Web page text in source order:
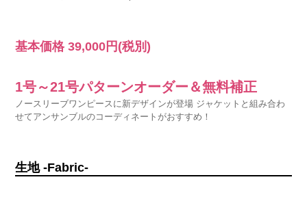
基本価格39,000円 (税別)
1号～21号パターンオーダー＆無料補正
ノースリーブワンピースに新デザインが登場 ジャケットと組み合わ
せてアンサンブルのコーディネートがおすすめ！
生地 -Fabric-